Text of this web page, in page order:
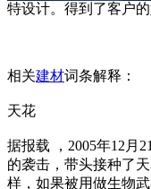
特设计。得到了客户的
相关建材词条解释：
天花
据报载 ，2005年12月
的袭击，带头接种了
样，如果被用做生物